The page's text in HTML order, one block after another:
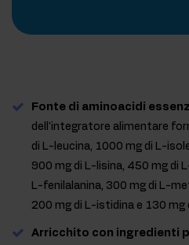
Fonte di aminoacidi
dell'integratore alimentare
di L-leucina, 1000 mg di L-
900 mg di L-lisina, 450 mg di
L-fenilalanina, 300 mg di L-
200 mg di L-istidina e 130
Arricchito con ingredienti